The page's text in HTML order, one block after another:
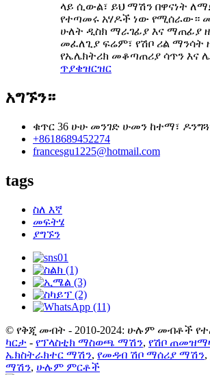
ላይ ሲውል፣ ይህ ማሽን በዋናነት
የተጣመሩ አሃዶች ነው የሚሰራው።
ሁለት ዲስክ ማራገፊያ እና ማጠፊያ
መፈለጊያ ፍሬም፣ የሽቦ ሪል ማንሳት
የኤሌክትሪክ መቆጣጠሪያ ሳጥን እና
ጥያቄዝርዝር
አግኙን።
ቁጥር 36 ሁሁ መንገድ ሁመን ከተማ፣
+8618689452274
francesgu1225@hotmail.com
tags
ስለ እኛ
መፍትሄ
ያግኙን
© የቅጂ መብት - 2010-2024: ሁሉም መብቶች
ካርታ - የፕላስቲክ ማስወጫ ማሽን, የሽቦ
ኤክስትራክተር ማሽን, የመዳብ ሽቦ ማሰሪያ ማሽን,
ማሽን, ሁሉም ምርቶች